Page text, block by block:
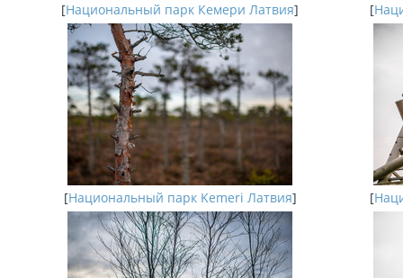
[Национальный парк Кемери Латвия] [
[Национальный парк Kemeri Латвия] [